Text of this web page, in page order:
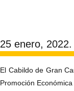
25 enero, 2022.
El Cabildo de Gran
Promoción